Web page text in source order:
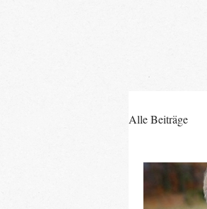
Alle Beiträge